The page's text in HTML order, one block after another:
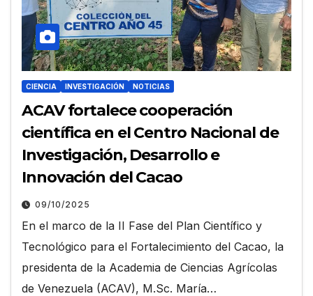
CIENCIA INVESTIGACIÓN NOTICIAS
ACAV fortalece cooperación
científica en el Centro Nacional de
Investigación, Desarrollo e
Innovación del Cacao
09/10/2025
En el marco de la II Fase del Plan Científico y
Tecnológico para el Fortalecimiento del Cacao, la
presidenta de la Academia de Ciencias Agrícolas
de Venezuela (ACAV), M.Sc. María…